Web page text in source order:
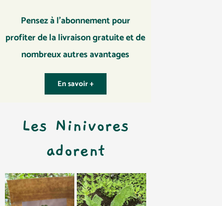
Pensez à l’abonnement pour
profiter de la livraison gratuite et de
nombreux autres avantages
En savoir +
Les Ninivores
adorent